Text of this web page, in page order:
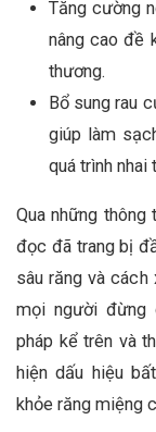
Tăng cường
nâng cao đề
thương.
Bổ sung rau
giúp làm
quá trình nhai
Qua những
đọc đã trang bị
sâu răng và
mọi người đừng
pháp kể trên và
hiện dấu hiệu
khỏe răng miệng